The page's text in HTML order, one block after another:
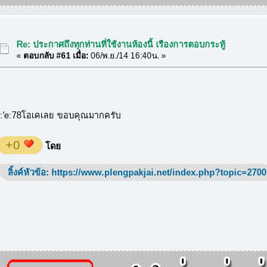
Re: ประกาศถึงทุกท่านที่ใช้งานห้องนี้ เรืองการตอบกระทู้
«ตอบกลับ #61 เมื่อ: 06/พ.ย./14 16:40น. »
:'e:78โอเคเลย ขอบคุณมากครับ
+0 โดย
ลิ้งค์หัวข้อ: https://www.plengpakjai.net/index.php?topic=2700